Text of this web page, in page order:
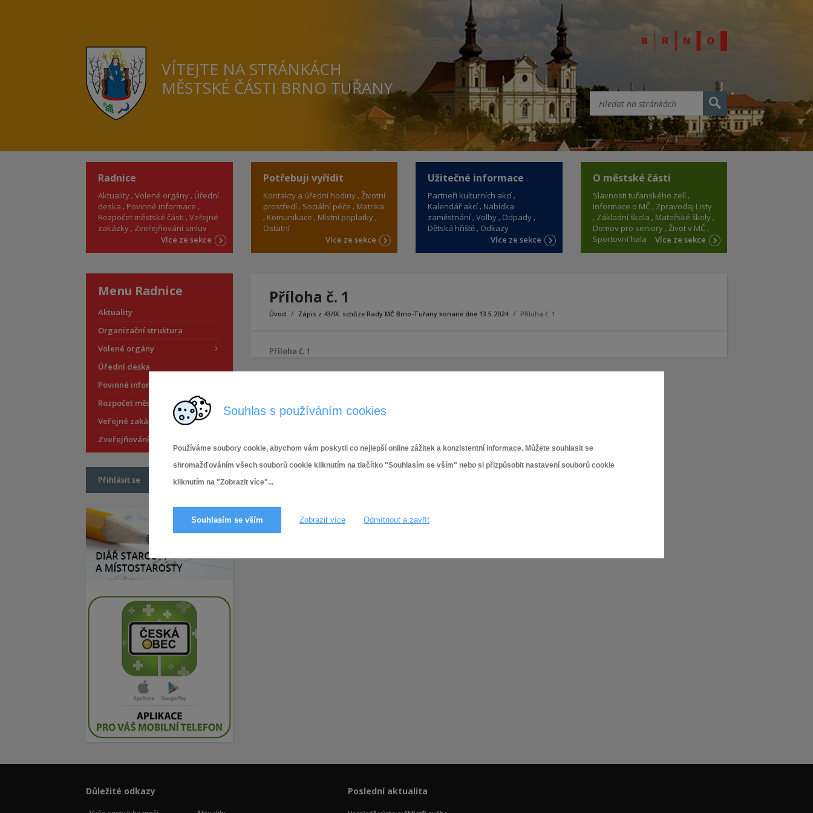
Souhlas s používáním cookies
Používáme soubory cookie, abychom vám poskytli co nejlepší online zážitek a konzistentní informace. Můžete souhlasit se
shromažďováním všech souborů cookie kliknutím na tlačítko "Souhlasím se vším" nebo si přizpůsobit nastavení souborů cookie
kliknutím na "Zobrazit více"...
Souhlasím se vším Zobrazit více Odmítnout a zavřít
VÍTEJTE NA STRÁNKÁCH
MĚSTSKÉ ČÁSTI BRNO TUŘANY
Radnice
Aktuality Volené orgány Úřední
deska
Povinné informace
Rozpočet městské části Veřejné
zakázky Zveřejňování smluv
Více ze sekce
Potřebuji vyřídit
Kontakty a úřední hodiny Životní
prostředí Sociální péče
Matrika
Komunikace
Místní poplatky
Ostatní
Více ze sekce
Užitečné informace
Partneři kulturních akcí
Kalendář akcí Nabídka
zaměstnání Volby Odpady
Dětská hřiště Odkazy
Více ze sekce
O městské části
Slavnosti tuřanského zelí
Informace o MČ Zpravodaj Listy
Základní škola
Mateřské školy
Domov pro seniory Život v MČ
Sportovní hala
Více ze sekce
Příloha č. 1
Úvod Zápis z 43/IX. schůze Rady MČ Brno-Tuřany konané dne 13.5.2024 Příloha č. 1
Příloha č. 1
Menu Radnice
Aktuality
Organizační struktura
Volené orgány
Úřední deska
Povinné informace
Rozpočet městské části
Veřejné zakázky
Zveřejňování smluv
Přihlásit se
Důležité odkazy Poslední aktualita